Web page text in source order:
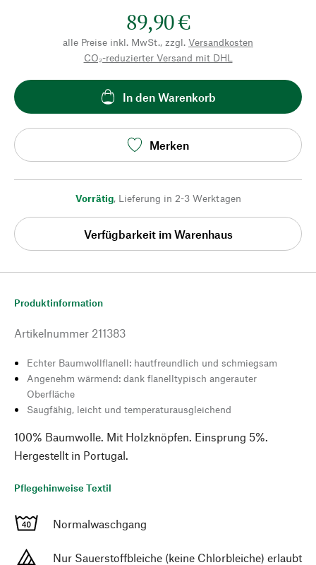
89,90 €
alle Preise inkl. MwSt., zzgl. Versandkosten
CO₂-reduzierter Versand mit DHL
In den Warenkorb
Merken
Vorrätig, Lieferung in 2-3 Werktagen
Verfügbarkeit im Warenhaus
Produktinformation
Artikelnummer 211383
Echter Baumwollflanell: hautfreundlich und schmiegsam
Angenehm wärmend: dank flanelltypisch angerauter
Oberfläche
Saugfähig, leicht und temperaturausgleichend
100% Baumwolle. Mit Holzknöpfen. Einsprung 5%.
Hergestellt in Portugal.
Pflegehinweise Textil
Normalwaschgang
Nur Sauerstoffbleiche (keine Chlorbleiche) erlaubt